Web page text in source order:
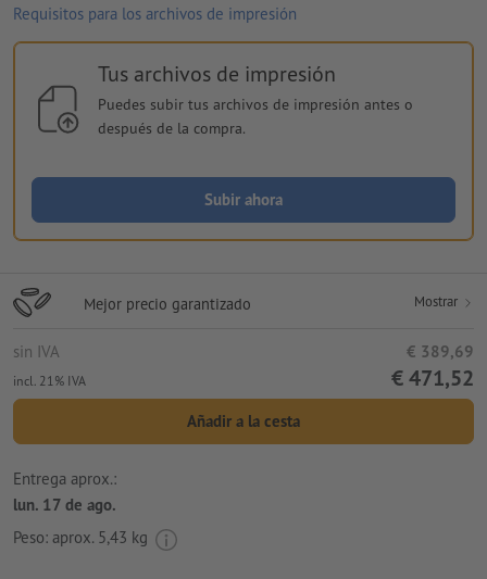
Requisitos para los archivos de impresión
Tus archivos de impresión
Puedes subir tus archivos de impresión antes o
después de la compra.
Subir ahora
Mejor precio garantizado Mostrar
sin IVA € 389,69
incl. 21% IVA € 471,52
Añadir a la cesta
Entrega aprox.:
lun. 17 de ago.
Peso: aprox. 5,43 kg